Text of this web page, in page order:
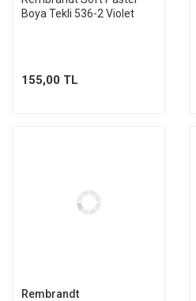
Boya Tekli 536-2 Violet
155,00 TL
Rembrandt